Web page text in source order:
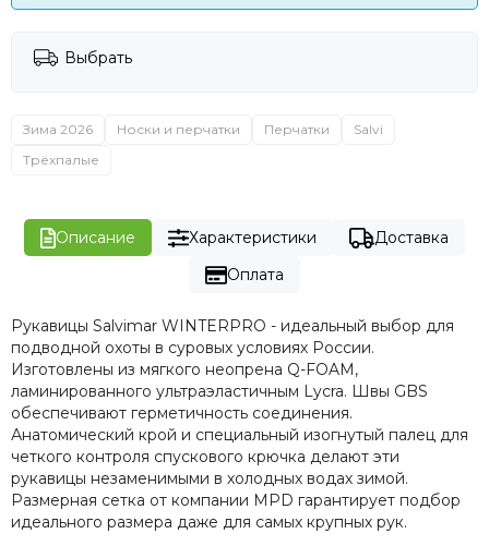
Выбрать
Зима 2026 Носки и перчатки Перчатки
Salvi
Трёхпалые
Описание Характеристики
Доставка
Оплата
Рукавицы Salvimar WINTERPRO - идеальный выбор для
подводной охоты в суровых условиях России.
Изготовлены из мягкого неопрена Q-FOAM,
ламинированного ультраэластичным Lycra. Швы GBS
обеспечивают герметичность соединения.
Анатомический крой и специальный изогнутый палец для
четкого контроля спускового крючка делают эти
рукавицы незаменимыми в холодных водах зимой.
Размерная сетка от компании MPD гарантирует подбор
идеального размера даже для самых крупных рук.